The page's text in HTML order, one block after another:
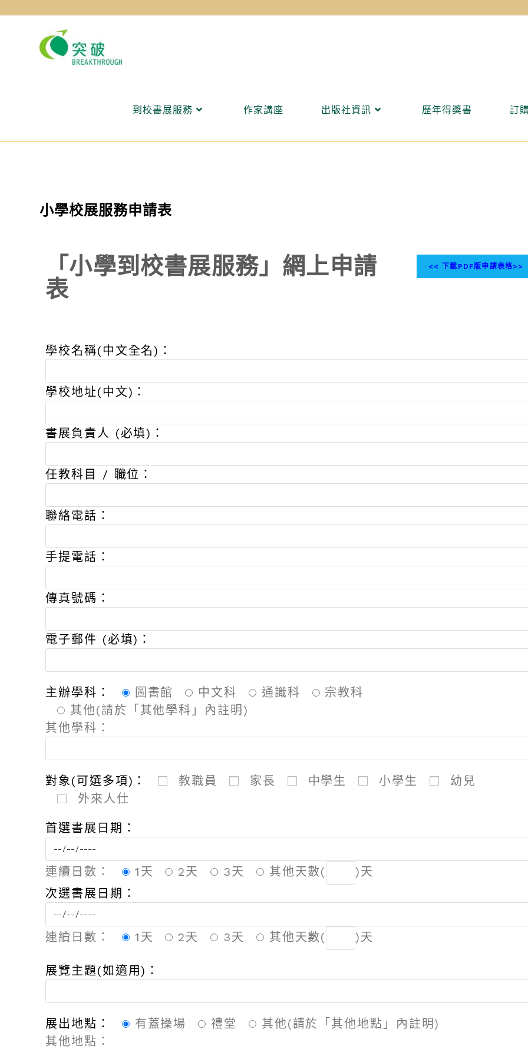
到校書展服務 作家講座 出版社資訊 歷年得獎書 訂
小學校展服務申請表
「小學到校書展服務」網上申請
表
學校名稱(中文全名)：
學校地址(中文)：
書展負責人 (必填)：
任教科目 / 職位：
聯絡電話：
手提電話：
傳真號碼：
電子郵件 (必填)：
主辦學科： 圖書館 中文科 通識科
宗教科
其他(請於「其他學科」內註明 )
其他學科：
對象(可選多項)： 教職員 家長 中學生 小學生
幼兒
外來人仕
首選書展日期：
連續日數： 1天 2天 3天 其他天數(
)天
次選書展日期：
連續日數： 1天 2天 3天 其他天數( )天
展覽主題(如適用)：
展出地點： 有蓋操場 禮堂
其他(請於「其他地點」內註明)
其他地點：